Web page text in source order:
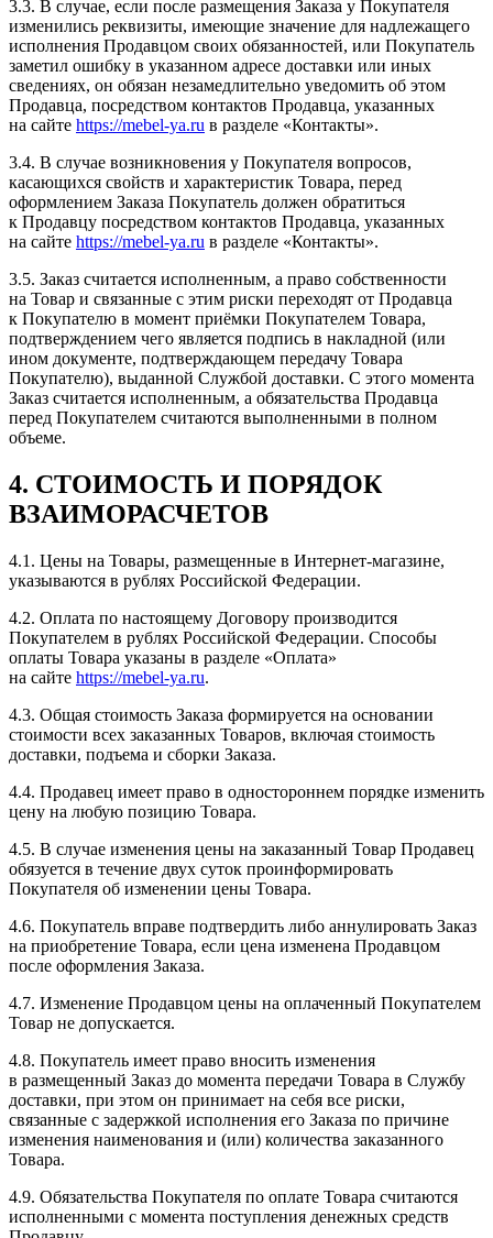
3.3. В случае, если после размещения Заказа у Покупателя
изменились реквизиты, имеющие значение для надлежащего
исполнения Продавцом своих обязанностей, или Покупатель
заметил ошибку в указанном адресе доставки или иных
сведениях, он обязан незамедлительно уведомить об этом
Продавца, посредством контактов Продавца, указанных
на сайте https://mebel-ya.ru в разделе «Контакты».
3.4. В случае возникновения у Покупателя вопросов,
касающихся свойств и характеристик Товара, перед
оформлением Заказа Покупатель должен обратиться
к Продавцу посредством контактов Продавца, указанных
на сайте https://mebel-ya.ru в разделе «Контакты».
3.5. Заказ считается исполненным, а право собственности
на Товар и связанные с этим риски переходят от Продавца
к Покупателю в момент приёмки Покупателем Товара,
подтверждением чего является подпись в накладной (или
ином документе, подтверждающем передачу Товара
Покупателю), выданной Службой доставки. С этого момента
Заказ считается исполненным, а обязательства Продавца
перед Покупателем считаются выполненными в полном
объеме.
4. СТОИМОСТЬ И ПОРЯДОК
ВЗАИМОРАСЧЕТОВ
4.1. Цены на Товары, размещенные в Интернет-магазине,
указываются в рублях Российской Федерации.
4.2. Оплата по настоящему Договору производится
Покупателем в рублях Российской Федерации. Способы
оплаты Товара указаны в разделе «Оплата»
на сайте https://mebel-ya.ru.
4.3. Общая стоимость Заказа формируется на основании
стоимости всех заказанных Товаров, включая стоимость
доставки, подъема и сборки Заказа.
4.4. Продавец имеет право в одностороннем порядке изменить
цену на любую позицию Товара.
4.5. В случае изменения цены на заказанный Товар Продавец
обязуется в течение двух суток проинформировать
Покупателя об изменении цены Товара.
4.6. Покупатель вправе подтвердить либо аннулировать Заказ
на приобретение Товара, если цена изменена Продавцом
после оформления Заказа.
4.7. Изменение Продавцом цены на оплаченный Покупателем
Товар не допускается.
4.8. Покупатель имеет право вносить изменения
в размещенный Заказ до момента передачи Товара в Службу
доставки, при этом он принимает на себя все риски,
связанные с задержкой исполнения его Заказа по причине
изменения наименования и (или) количества заказанного
Товара.
4.9. Обязательства Покупателя по оплате Товара считаются
исполненными с момента поступления денежных средств